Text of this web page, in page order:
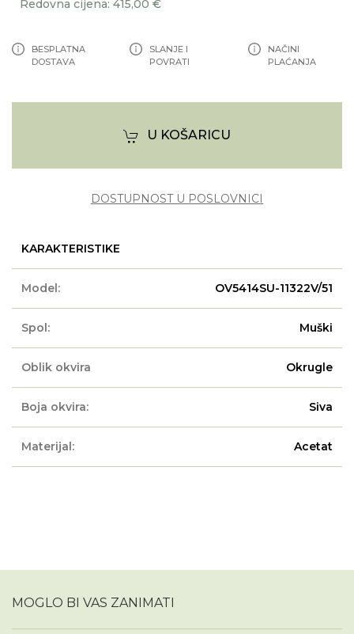
Redovna cijena: 415,00 €
BESPLATNA
DOSTAVA
SLANJE I
POVRATI
NAČINI
PLAĆANJA
U KOŠARICU
DOSTUPNOST U POSLOVNICI
KARAKTERISTIKE
Model: OV5414SU-11322V/51
Spol: Muški
Oblik okvira Okrugle
Boja okvira: Siva
Materijal: Acetat
MOGLO BI VAS ZANIMATI